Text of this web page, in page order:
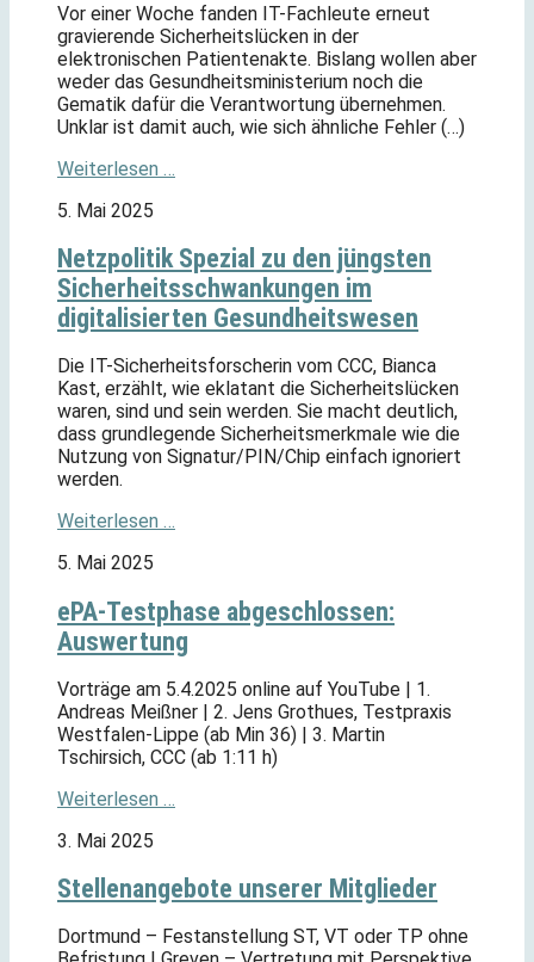
Vor einer Woche fanden IT-Fachleute erneut
gravierende Sicherheitslücken in der
elektronischen Patientenakte. Bislang wollen aber
weder das Gesundheitsministerium noch die
Gematik dafür die Verantwortung übernehmen.
Unklar ist damit auch, wie sich ähnliche Fehler (…)
Weiterlesen …
5. Mai 2025
Netzpolitik Spezial zu den jüngsten
Sicherheitsschwankungen im
digitalisierten Gesundheitswesen
Die IT-Sicherheitsforscherin vom CCC, Bianca
Kast, erzählt, wie eklatant die Sicherheitslücken
waren, sind und sein werden. Sie macht deutlich,
dass grundlegende Sicherheitsmerkmale wie die
Nutzung von Signatur/PIN/Chip einfach ignoriert
werden.
Weiterlesen …
5. Mai 2025
ePA-Testphase abgeschlossen:
Auswertung
Vorträge am 5.4.2025 online auf YouTube | 1.
Andreas Meißner | 2. Jens Grothues, Testpraxis
Westfalen-Lippe (ab Min 36) | 3. Martin
Tschirsich, CCC (ab 1:11 h)
Weiterlesen …
3. Mai 2025
Stellenangebote unserer Mitglieder
Dortmund – Festanstellung ST, VT oder TP ohne